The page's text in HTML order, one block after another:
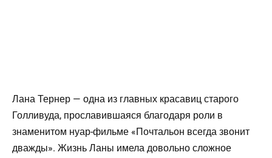
Лана Тернер — одна из главных красавиц старого
Голливуда, прославившаяся благодаря роли в
знаменитом нуар-фильме «Почтальон всегда звонит
дважды». Жизнь Ланы имела довольно сложное